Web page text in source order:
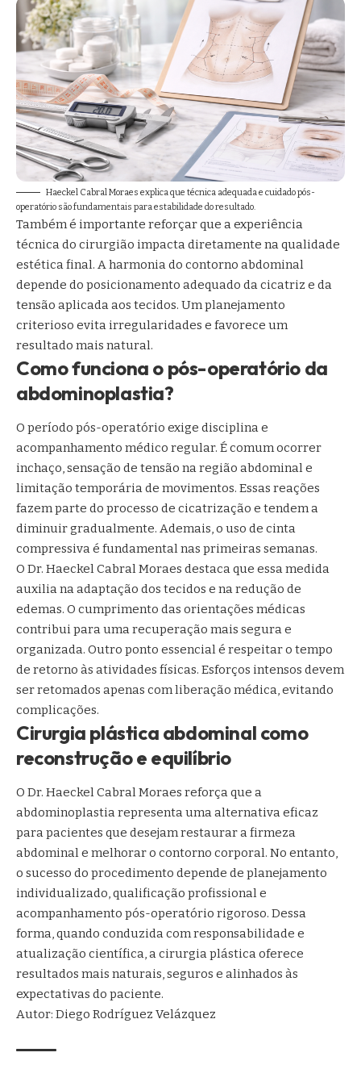
Haeckel Cabral Moraes explica que técnica adequada e cuidado pós-
operatório são fundamentais para estabilidade do resultado.
Também é importante reforçar que a experiência
técnica do cirurgião impacta diretamente na qualidade
estética final. A harmonia do contorno abdominal
depende do posicionamento adequado da cicatriz e da
tensão aplicada aos tecidos. Um planejamento
criterioso evita irregularidades e favorece um
resultado mais natural.
Como funciona o pós-operatório da
abdominoplastia?
O período pós-operatório exige disciplina e
acompanhamento médico regular. É comum ocorrer
inchaço, sensação de tensão na região abdominal e
limitação temporária de movimentos. Essas reações
fazem parte do processo de cicatrização e tendem a
diminuir gradualmente. Ademais, o uso de cinta
compressiva é fundamental nas primeiras semanas.
O Dr. Haeckel Cabral Moraes destaca que essa medida
auxilia na adaptação dos tecidos e na redução de
edemas. O cumprimento das orientações médicas
contribui para uma recuperação mais segura e
organizada. Outro ponto essencial é respeitar o tempo
de retorno às atividades físicas. Esforços intensos devem
ser retomados apenas com liberação médica, evitando
complicações.
Cirurgia plástica abdominal como
reconstrução e equilíbrio
O Dr. Haeckel Cabral Moraes reforça que a
abdominoplastia representa uma alternativa eficaz
para pacientes que desejam restaurar a firmeza
abdominal e melhorar o contorno corporal. No entanto,
o sucesso do procedimento depende de planejamento
individualizado, qualificação profissional e
acompanhamento pós-operatório rigoroso. Dessa
forma, quando conduzida com responsabilidade e
atualização científica, a cirurgia plástica oferece
resultados mais naturais, seguros e alinhados às
expectativas do paciente.
Autor: Diego Rodríguez Velázquez